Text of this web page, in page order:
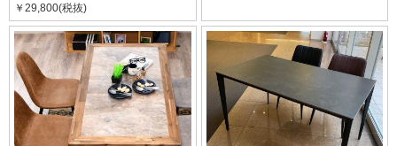
￥29,800(税抜)